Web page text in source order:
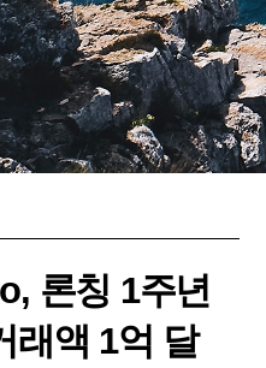
론칭 1주년
래액 1억 달